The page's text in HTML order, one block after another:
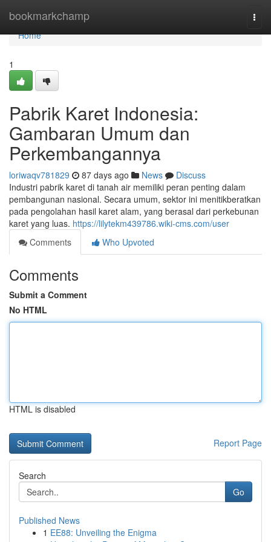
bookmarkchamp
Home
Home
1
Pabrik Karet Indonesia:
Gambaran Umum dan
Perkembangannya
loriwaqv781829 87 days ago News
Discuss
Industri pabrik karet di tanah air memiliki peran penting dalam
pembangunan nasional. Secara umum, sektor ini menitikberatkan
pada pengolahan hasil karet alam, yang berasal dari perkebunan
karet yang luas. https://lilytekm439786.wiki-cms.com/user
Comments
Who Upvoted
Comments
Submit a Comment
No HTML
HTML is disabled
Report Page
Search
Go
Published News
1 EE88: Unveiling the Enigma